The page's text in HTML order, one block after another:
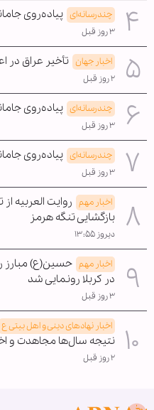
چندرسانه‌ای پیاده‌روی
۳ روز قبل
اخبار جهان تأخیر عراق در
۲ روز قبل
چندرسانه‌ای پیاده‌روی
۳ روز قبل
چندرسانه‌ای پیاده‌روی
۳ روز قبل
اخبار مهم روایت العربیه
بازگشایی تنگه هرمز
دیروز ۱۳:۵۵
اخبار مهم حسین(ع) مبارز
در کربلا رونمایی شد
۳ روز قبل
اخبار نهادهای دینی و اهل بیتی ع
نتیجه سال‌ها مجاهدت و
۲ روز قبل